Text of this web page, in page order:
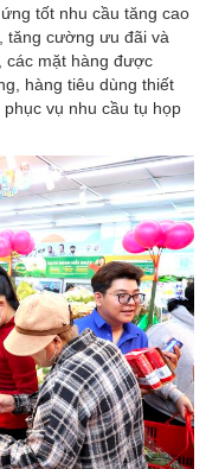
tốt nhu cầu tăng cao
tăng cường ưu đãi và
các mặt hàng được
hàng tiêu dùng thiết
vụ nhu cầu tụ họp